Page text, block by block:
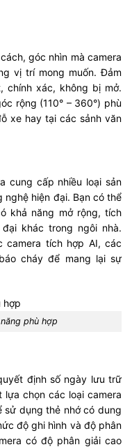
góc nhìn mà camera
vị trí mong muốn. Đảm
chính xác, không bị mở.
rộng (110° – 360°) phù
xe hay tại các sảnh văn
cung cấp nhiều loại sản
nghệ hiện đại. Bạn có thể
khả năng mở rộng, tích
khác trong ngôi nhà.
tích hợp AI, các
cháy để mang lại sự
phù hợp
định số ngày lưu trữ
chọn các loại camera
sử dụng thẻ nhớ có dung
độ ghi hình và độ phân
có độ phân giải cao